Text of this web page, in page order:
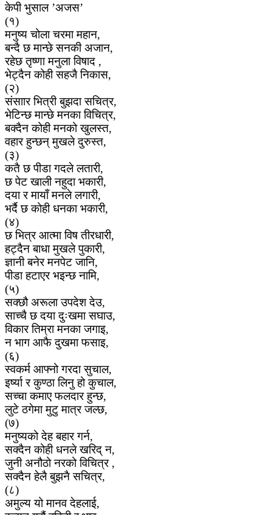
केपी भुसाल ’अजस’
(१)
मनुष्य चोला चरमा महान,
बन्दै छ मान्छे सनकी अजान,
रहेछ तृष्णा मनुला विषाद ,
भेट्दैन कोही सहजै निकास,
(२)
संसाार भित्री बुझदा सचित्र,
भेटिन्छ मान्छे मनका विचित्र,
बक्दैन कोही मनको खुलस्त,
वहार हुन्छन् मुखले दुरुस्त,
(३)
कतै छ पीडा गदले लतारी,
छ पेट खाली नहुदा भकारी,
दया र मायाँ मनले लगारी,
भर्दै छ कोही धनका भकारी,
(४)
छ भित्र आत्मा विष तीरधारी,
हट्दैन बाधा मुखले पुकारी,
ज्ञानी बनेर मनपेट जानि,
पीडा हटाएर भइन्छ नामि,
(५)
सक्छौ अरूला उपदेश देउ,
साच्चै छ दया दुःखमा सघाउ,
विकार तिम्रा मनका जगाइ,
न भाग आफै दुखमा फसाइ,
(६)
स्वकर्म आफ्नो गरदा सुचाल,
इर्ष्या र कुण्ठा लिनु हो कुचाल,
सच्चा कमाए फलदार हुन्छ,
लुटे ठगेमा मुटु मात्र जल्छ,
(७)
मनुष्यको देह बहार गर्न,
सक्दैन कोही धनले खरिद् न,
जुनी अनौठो नरको विचित्र ,
सक्दैन हेलै बुझनै सचित्र,
(८)
अमुल्य यो मानव देहलाई,